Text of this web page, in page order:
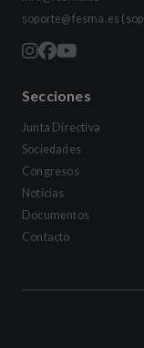
soporte@fesma.es
Secciones
Junta Directiva
Sociedades
Congresos
Noticias
Documentos
Contacto